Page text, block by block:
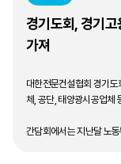
경기도회, 경기
가져
대한전문건설협회 경기
체, 공단, 태양광시공업체
간담회에서는 지난달 노